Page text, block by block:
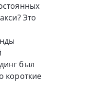
Это
был
короткие